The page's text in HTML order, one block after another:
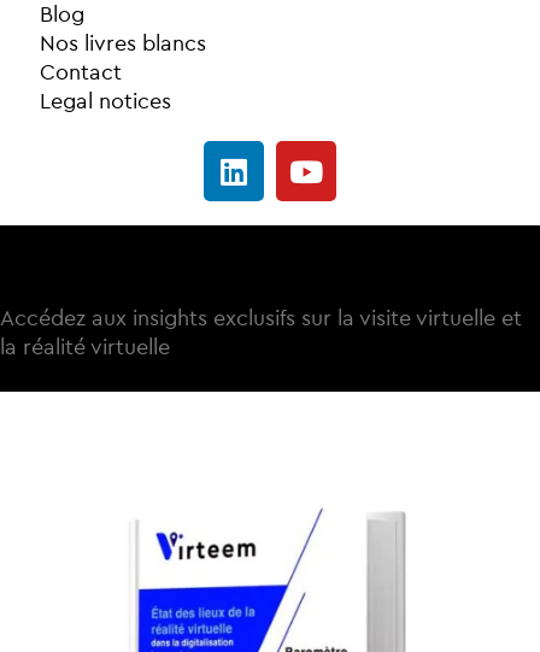
Blog
Nos livres blancs
Contact
Legal notices
Accédez aux insights exclusifs sur la visite virtuelle et
la réalité virtuelle